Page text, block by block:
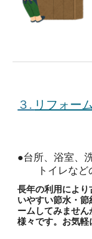
３. リフォー
●台所、浴室、
トイレなど
長年の利用によ
いやすい節水・
ームしてみませ
様々です。お気軽